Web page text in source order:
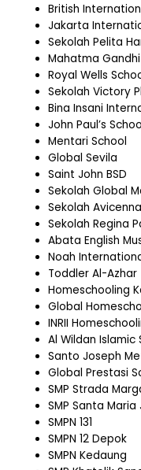
British
Jakarta
Sekolah Pelita
Mahatma
Royal Wells
Sekolah Victory
Bina Insani
John Paul’s
Mentari School
Global Sevila
Saint John BSD
Sekolah Global
Sekolah Avicenna
Sekolah Regina
Abata English
Noah
Toddler Al-Azhar
Homeschooling
Global
INRII
Al Wildan Islamic
Santo Joseph
Global Prestasi
SMP Strada
SMP Santa Maria
SMPN 131
SMPN 12 Depok
SMPN Kedaung